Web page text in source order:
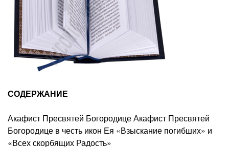
СОДЕРЖАНИЕ
Акафист Пресвятей Богородице Акафист Пресвятей
Богородице в честь икон Ея «Взыскание погибших» и
«Всех скорбящих Радость»